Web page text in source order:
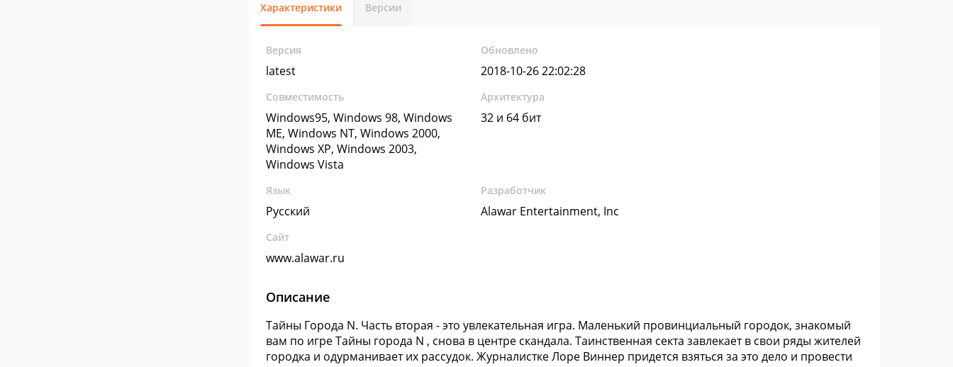
Характеристики Версии
Версия
latest
Обновлено
2018-10-26 22:02:28
Совместимость
Windows95, Windows 98, Windows
ME, Windows NT, Windows 2000,
Windows XP, Windows 2003,
Windows Vista
Архитектура
32 и 64 бит
Язык
Русский
Разработчик
Alawar Entertainment, Inc
Сайт
www.alawar.ru
Описание
Тайны Города N. Часть вторая - это увлекательная игра. Маленький провинциальный городок, знакомый
вам по игре Тайны города N , снова в центре скандала. Таинственная секта завлекает в свои ряды жителей
городка и одурманивает их рассудок. Журналистке Лоре Виннер придется взяться за это дело и провести